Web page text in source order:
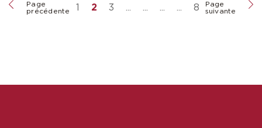
Page
précédente
1 2 3 ... ... ... ... 8
Page
suivante